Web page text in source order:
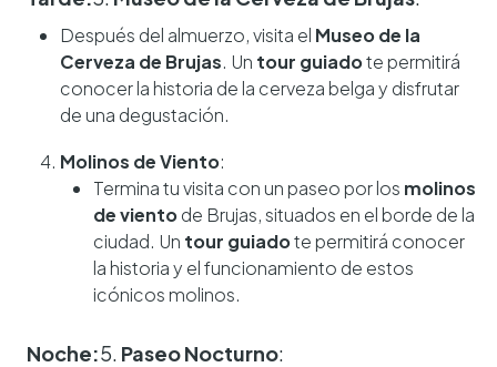
Después del almuerzo, visita el Museo de la
Cerveza de Brujas. Un tour guiadote permitirá
conocer la historia de la cerveza belga y disfrutar
de una degustación.
Molinos de Viento:
Termina tu visita con un paseo por los molinos
de vientode Brujas, situados en el borde de la
ciudad. Un tour guiadote permitirá conocer
la historia y el funcionamiento de estos
icónicos molinos.
Noche:5. Paseo Nocturno: